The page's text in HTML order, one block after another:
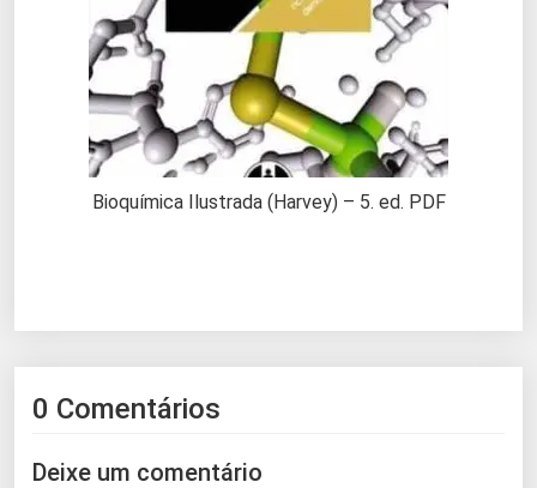
Bioquímica Ilustrada (Harvey) – 5. ed. PDF
0 Comentários
Deixe um comentário